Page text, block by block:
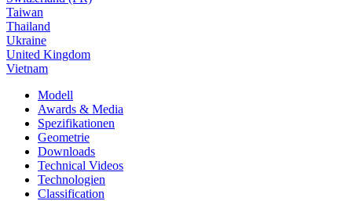
Taiwan
Thailand
Ukraine
United Kingdom
Vietnam
Modell
Awards & Media
Spezifikationen
Geometrie
Downloads
Technical Videos
Technologien
Classification